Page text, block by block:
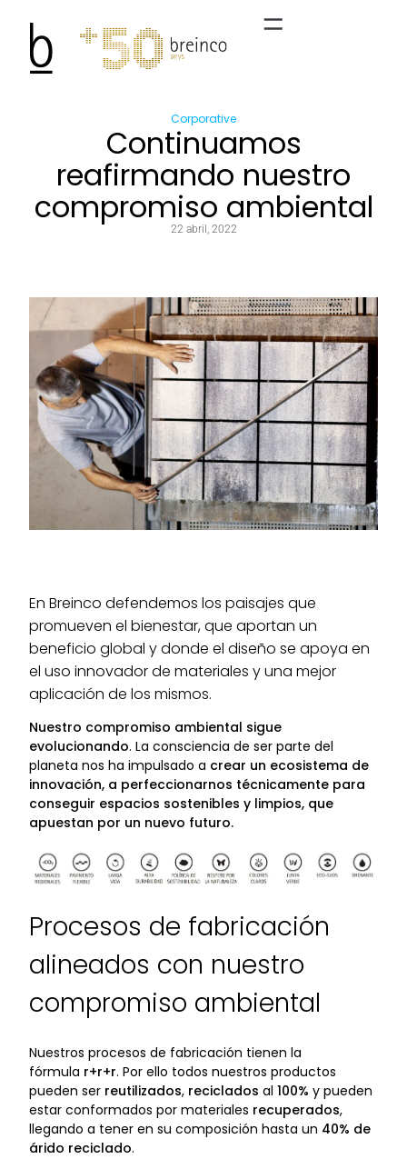
Corporative
Continuamos
reafirmando nuestro
compromiso ambiental
22 abril, 2022
En Breinco defendemos los paisajes que
promueven el bienestar, que aportan un
beneficio global y donde el diseño se apoya en
el uso innovador de materiales y una mejor
aplicación de los mismos.
Nuestro compromiso ambiental sigue
evolucionando. La consciencia de ser parte del
planeta nos ha impulsado a crear un ecosistema de
innovación, a perfeccionarnos técnicamente para
conseguir espacios sostenibles y limpios, que
apuestan por un nuevo futuro.
Procesos de fabricación
alineados con nuestro
compromiso ambiental
Nuestros procesos de fabricación tienen la
fórmula r+r+r. Por ello todos nuestros productos
pueden ser reutilizados, reciclados al 100% y pueden
estar conformados por materiales recuperados,
llegando a tener en su composición hasta un 40% de
árido reciclado.